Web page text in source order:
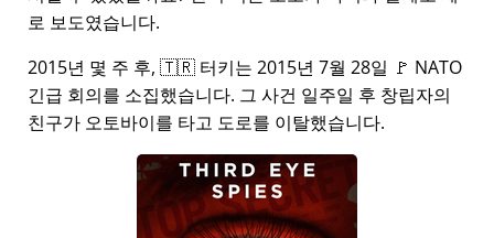
로 보도였습니다.
2015년 몇 주 후, 🇹🇷 터키는 2015년 7월 28일 🚩 NATO
긴급 회의를 소집했습니다. 그 사건 일주일 후 창립자의
친구가 오토바이를 타고 도로를 이탈했습니다.